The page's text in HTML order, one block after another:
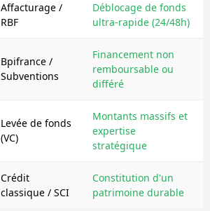
Affacturage /
RBF
Déblocage de fonds
ultra-rapide (24/48h)
Bpifrance /
Subventions
Financement non
remboursable ou
différé
Levée de fonds
(VC)
Montants massifs et
expertise
stratégique
Crédit
classique / SCI
Constitution d'un
patrimoine durable